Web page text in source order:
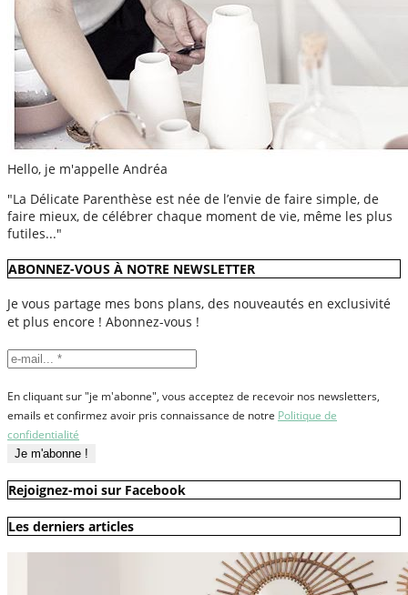
Hello, je m'appelle Andréa
"La Délicate Parenthèse est née de l’envie de faire simple, de
faire mieux, de célébrer chaque moment de vie, même les plus
futiles..."
ABONNEZ-VOUS À NOTRE NEWSLETTER
Je vous partage mes bons plans, des nouveautés en exclusivité
et plus encore ! Abonnez-vous !
En cliquant sur "je m'abonne", vous acceptez de recevoir nos newsletters,
emails et confirmez avoir pris connaissance de notre Politique de
confidentialité
Rejoignez-moi sur Facebook
Les derniers articles